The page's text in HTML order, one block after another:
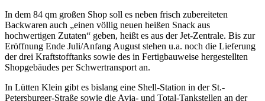
In dem 84 qm großen Shop soll es neben frisch zubereiteten
Backwaren auch „einen völlig neuen heißen Snack aus
hochwertigen Zutaten“ geben, heißt es aus der Jet-Zentrale. Bis zur
Eröffnung Ende Juli/Anfang August stehen u.a. noch die Lieferung
der drei Kraftstofftanks sowie des in Fertigbauweise hergestellten
Shopgebäudes per Schwertransport an.
In Lütten Klein gibt es bislang eine Shell-Station in der St.-
Petersburger-Straße sowie die Avia- und Total-Tankstellen an der